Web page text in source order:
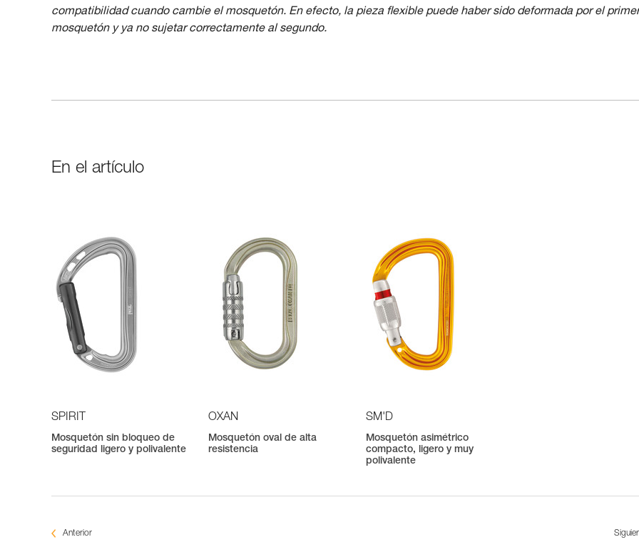
compatibilidad cuando cambie el mosquetón. En efecto, la pieza flexible puede haber sido deformada por el primer
mosquetón y ya no sujetar correctamente al segundo.
En el artículo
SPIRIT
Mosquetón sin bloqueo de
seguridad ligero y polivalente
OXAN
Mosquetón oval de alta
resistencia
SM'D
Mosquetón asimétrico
compacto, ligero y muy
polivalente
Anterior